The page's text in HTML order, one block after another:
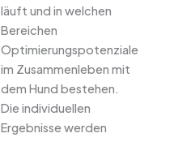
läuft und in welchen
Bereichen
Optimierungspotenziale
im Zusammenleben mit
dem Hund bestehen.
Die individuellen
Ergebnisse werden